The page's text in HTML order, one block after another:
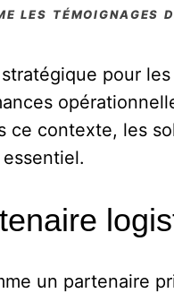
les témoignages
pour
ce contexte, les
un partenaire